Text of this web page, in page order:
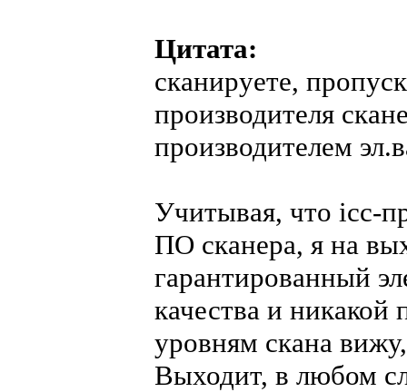
Цитата:
сканируете,
производителя
производителем
Учитывая, что icc-
ПО сканера, я на
гарантированный
качества и
уровням скана
Выходит, в любом